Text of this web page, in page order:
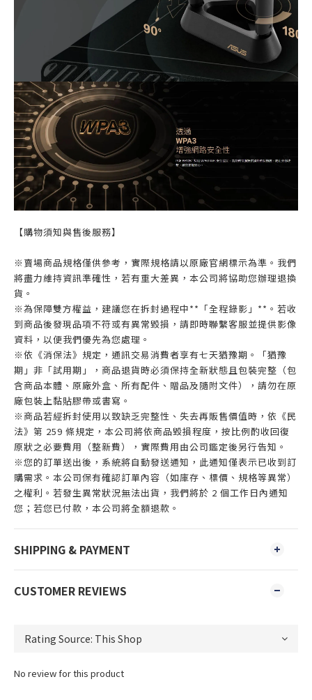
【購物須知與售後服務】
※賣場商品規格僅供參考，實際規格請以原廠官網標示為準。我們
將盡力維持資訊準確性，若有重大差異，本公司將協助您辦理退換
貨。
※為保障雙方權益，建議您在拆封過程中**「全程錄影」**。若收
到商品後發現品項不符或有異常毀損，請即時聯繫客服並提供影像
資料，以便我們優先為您處理。
※依《消保法》規定，通訊交易消費者享有七天猶豫期。「猶豫
期」非「試用期」，商品退貨時必須保持全新狀態且包裝完整（包
含商品本體、原廠外盒、所有配件、贈品及隨附文件），請勿在原
廠包裝上黏貼膠帶或書寫。
※商品若經拆封使用以致缺乏完整性、失去再販售價值時，依《民
法》第 259 條規定，本公司將依商品毀損程度，按比例酌收回復
原狀之必要費用（整新費），實際費用由公司鑑定後另行告知。
※您的訂單送出後，系統將自動發送通知，此通知僅表示已收到訂
購需求。本公司保有確認訂單內容（如庫存、標價、規格等異常）
之權利。若發生異常狀況無法出貨，我們將於 2 個工作日內通知
您；若您已付款，本公司將全額退款。
SHIPPING & PAYMENT
CUSTOMER REVIEWS
No review for this product